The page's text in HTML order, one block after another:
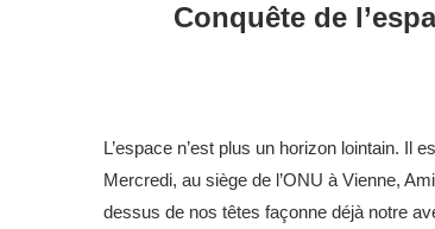
Conquête de
L’espace n’est plus un horizon lointain. Il
Mercredi, au siège de l’ONU à Vienne,
dessus de nos têtes façonne déjà notre